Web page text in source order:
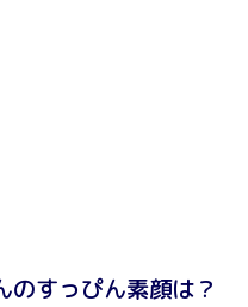
のすっぴん素顔は？